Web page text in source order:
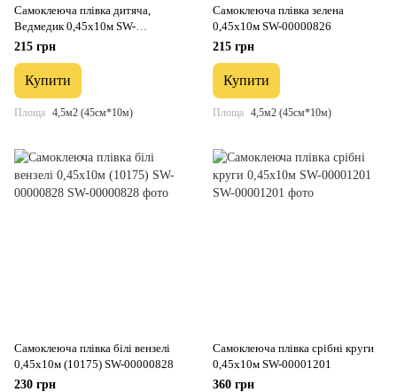
Самоклеюча плівка дитяча,
Ведмедик 0,45х10м SW-
00000818
215 грн
Купити
Площа 4,5м2 (45см*10м)
Самоклеюча плівка зелена
0,45х10м SW-00000826
215 грн
Купити
Площа 4,5м2 (45см*10м)
Самоклеюча плівка білі вензелі
0,45х10м (10175) SW-00000828
230 грн
Самоклеюча плівка срібні круги
0,45х10м SW-00001201
360 грн